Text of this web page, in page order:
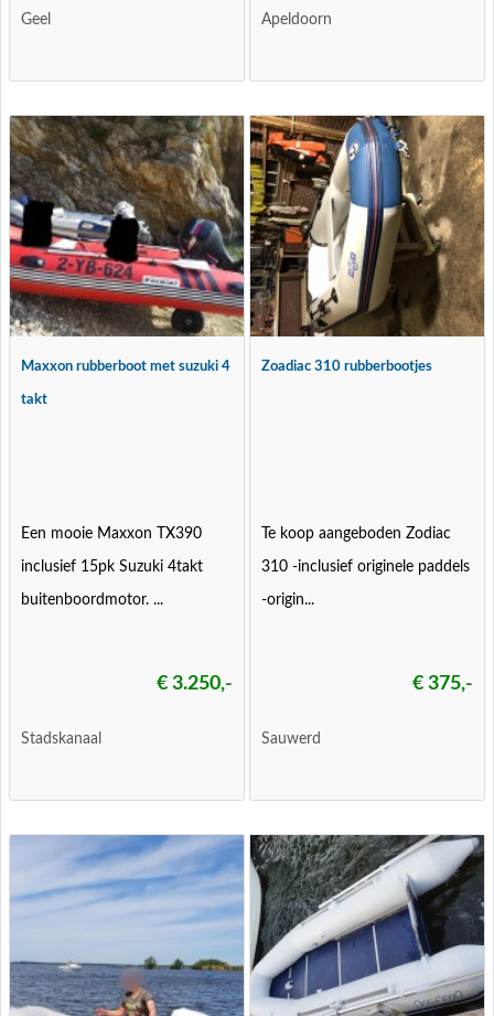
Geel Apeldoorn
Maxxon rubberboot met suzuki 4
takt
Een mooie Maxxon TX390
inclusief 15pk Suzuki 4takt
buitenboordmotor. ...
€ 3.250,-
Stadskanaal
Zoadiac 310 rubberbootjes
Te koop aangeboden Zodiac
310 -inclusief originele paddels
-origin...
€ 375,-
Sauwerd